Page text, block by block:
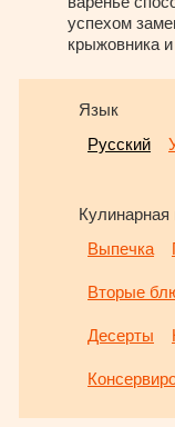
успехом
крыжовника
Язык
Русский
Кулинарная
Выпечка
Вторые
Десерты